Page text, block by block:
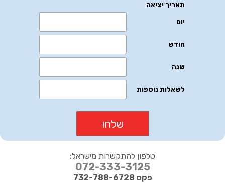
טלפון להתקשרות מישראל:
072-333-3125
פקס 732-788-6728